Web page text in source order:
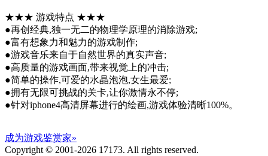
★★★ 游戏特点 ★★★
●再创经典,独一无二的物理学原理的消除游戏;
●富有想象力和魅力的游戏制作;
●游戏音乐来自于自然世界的真实声音;
●高质量的游戏画面,带来视觉上的冲击;
●简单的操作,可爱的水晶泡泡,女生最爱;
●拥有无限可挑战的关卡,让你激情永不停;
●针对iphone4高清屏幕进行的绘画,游戏体验清晰100%。
成为游戏鉴赏家»
Copyright © 2001-2026 17173. All rights reserved.